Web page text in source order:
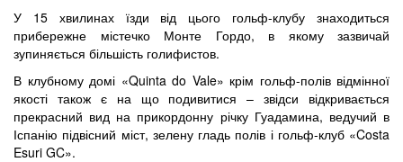
У 15 хвилинах їзди від цього гольф-клубу знаходиться
прибережне містечко Монте Гордо, в якому зазвичай
зупиняється більшість голифистов.
В клубному домі «Quinta do Vale» крім гольф-полів відмінної
якості також є на що подивитися – звідси відкривається
прекрасний вид на прикордонну річку Гуадамина, ведучий в
Іспанію підвісний міст, зелену гладь полів і гольф-клуб «Costa
Esuri GC».